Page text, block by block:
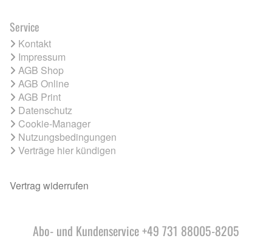
Service
Kontakt
Impressum
AGB Shop
AGB Online
AGB Print
Datenschutz
Cookie-Manager
Nutzungsbedingungen
Verträge hier kündigen
Vertrag widerrufen
Abo- und Kundenservice +49 731 88005-8205